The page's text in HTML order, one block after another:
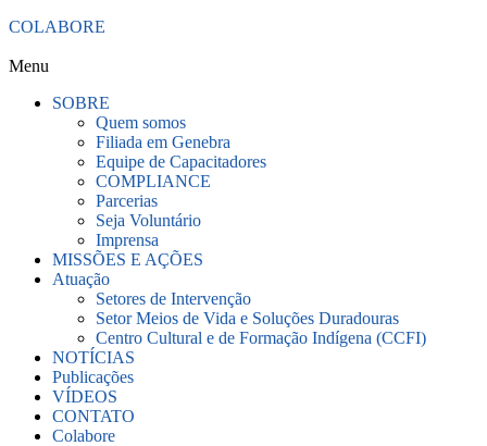
COLABORE
Menu
SOBRE
Quem somos
Filiada em Genebra
Equipe de Capacitadores
COMPLIANCE
Parcerias
Seja Voluntário
Imprensa
MISSÕES E AÇÕES
Atuação
Setores de Intervenção
Setor Meios de Vida e Soluções Duradouras
Centro Cultural e de Formação Indígena (CCFI)
NOTÍCIAS
Publicações
VÍDEOS
CONTATO
Colabore